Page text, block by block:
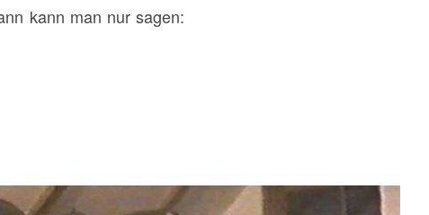
kann man nur sagen: